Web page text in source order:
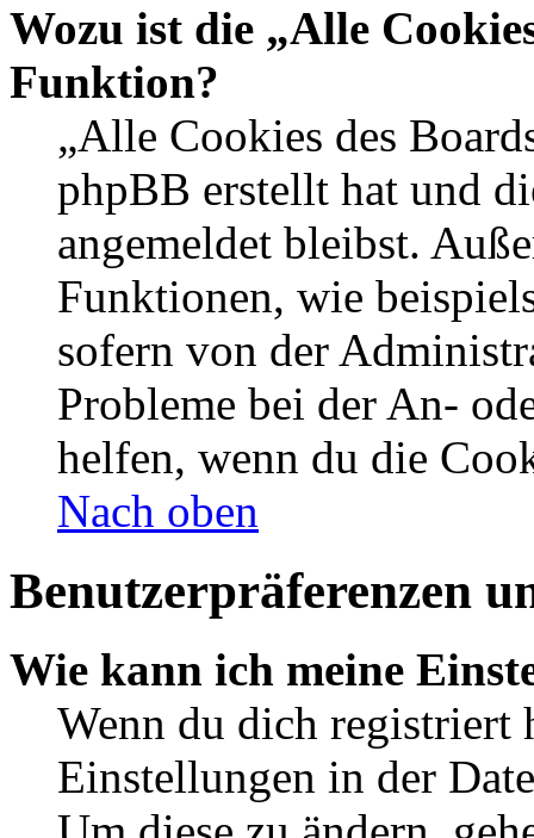
Wozu ist die „Alle
Funktion?
„Alle Cookies des
phpBB erstellt hat und
angemeldet bleibst.
Funktionen, wie
sofern von der
Probleme bei der An-
helfen, wenn du die
Nach oben
Benutzerpräferenzen
Wie kann ich meine
Wenn du dich registriert
Einstellungen in der